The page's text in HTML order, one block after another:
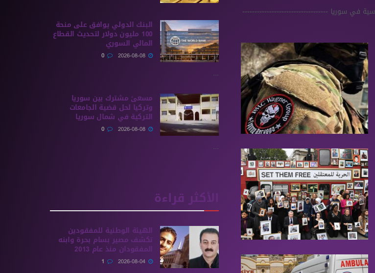
الأمريكية والروسية في سوريا -----------------------------------
البنك الدولي يوافق على منحة
100 مليون دولار لتحديث القطاع
المالي السوري
...
مسعىً مشترك بين سوريا
وتركيا لحل قضية الجامعات
التركية في شمال سوريا
...
الأكثر قراءة
الهيئة الوطنية للمفقودين
تكشف مصير بسام بحرة وابنه
المفقودان منذ عام 2013